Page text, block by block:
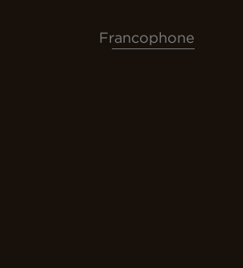
Francophone